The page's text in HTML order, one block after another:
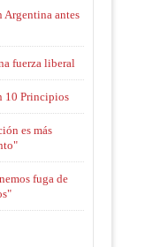
Argentina antes
fuerza liberal
10 Principios
es más
fuga de